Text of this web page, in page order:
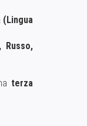
Russo,
terza